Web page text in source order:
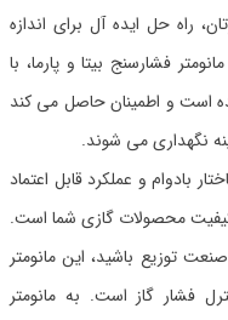
راه حل ایده آل برای اندازه
فشارسنج بیتا و پارما، با
است و اطمینان حاصل می کند
نگهداری می شوند.
بادوام و عملکرد قابل اعتماد
کیفیت محصولات گازی شما است.
توزیع باشید، این مانومتر
فشار گاز است. به مانومتر